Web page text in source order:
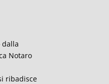
dalla
Notaro
ribadisce